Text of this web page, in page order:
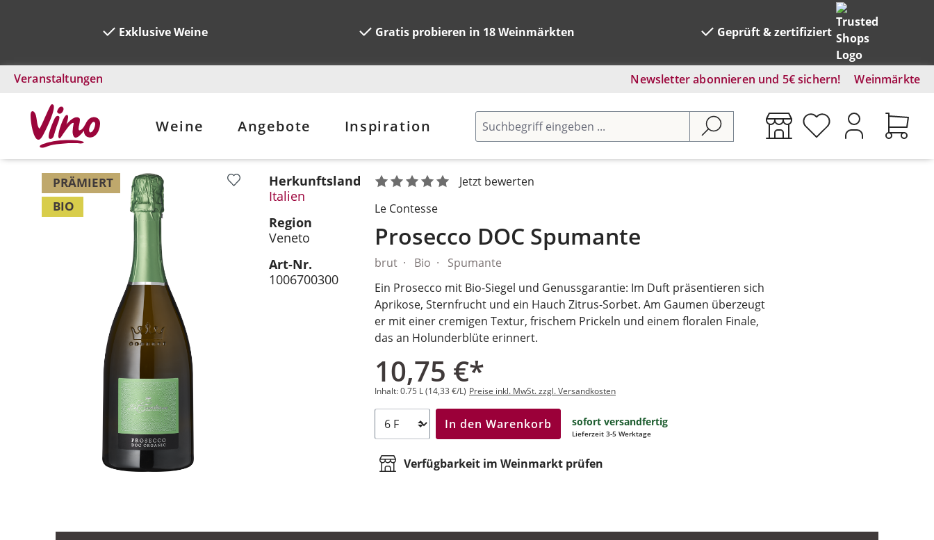
Exklusive Weine Gratis probieren in 18 Weinmärkten Geprüft & zertifiziert
Newsletter abonnieren und 5€ sichern! Weinmärkte
Veranstaltungen
Weine Angebote Inspiration
PRÄMIERT
BIO
Bildergalerie überspringen
Herkunftsland
Italien
Region
Veneto
Art-Nr.
1006700300
Jetzt bewerten
Le Contesse
Prosecco DOC Spumante
brut Bio
Spumante
Ein Prosecco mit Bio-Siegel und Genussgarantie: Im Duft präsentieren sich
Aprikose, Sternfrucht und ein Hauch Zitrus-Sorbet. Am Gaumen überzeugt
er mit einer cremigen Textur, frischem Prickeln und einem floralen Finale,
das an Holunderblüte erinnert.
10,75 €*
Inhalt:0.75 L(14,33 €/L) Preise inkl. MwSt. zzgl. Versandkosten
In den Warenkorb sofort versandfertig
Lieferzeit 3-5 Werktage
Verfügbarkeit im Weinmarkt prüfen